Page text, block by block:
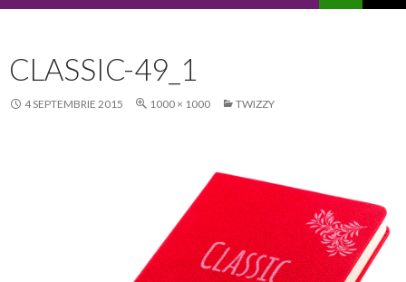
CLASSIC-49_1
4 SEPTEMBRIE 2015 1000 × 1000 TWIZZY